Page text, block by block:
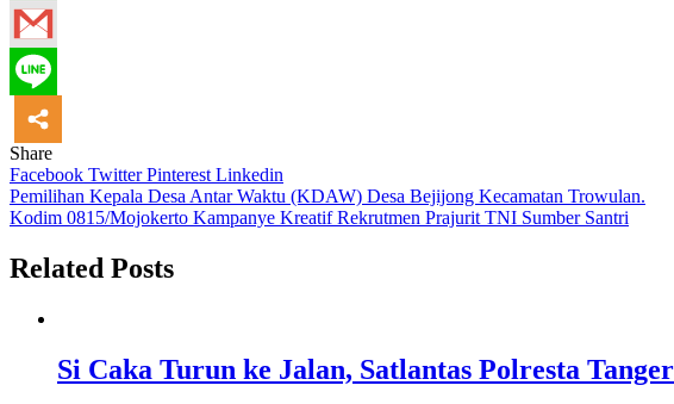
Share
Facebook TwitterPinterest Linkedin
Navigasi
pos
Pemilihan Kepala Desa Antar Waktu (KDAW) Desa Bejijong Kecamatan Trowulan.
Kodim 0815/Mojokerto Kampanye Kreatif Rekrutmen Prajurit TNI Sumber Santri
Related Posts
Si Caka Turun ke Jalan, Satlantas Polresta